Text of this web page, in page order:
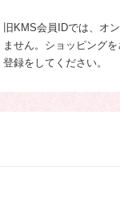
旧KMS会員IDでは、オ
ません。ショッピング
登録をしてください。